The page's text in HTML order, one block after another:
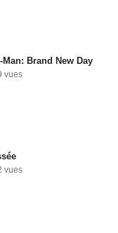
Brand New Day
vues
vues